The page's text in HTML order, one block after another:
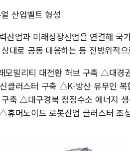
산업벨트 형성
산업과 미래성장산업을 연결해 국
대로 공동 대응하는 등 전방위적
빌리티 대전환 허브 구축 △대경
클러스터 구축 △K-방산 유무인
축 △대구경북 청정수소 에너지
휴머노이드 로봇산업 클러스터 조